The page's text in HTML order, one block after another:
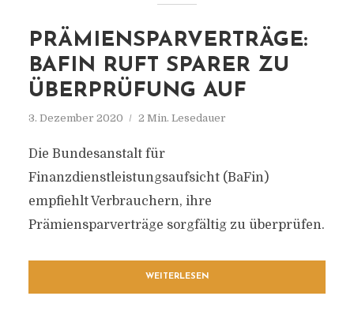
PRÄMIENSPARVERTRÄGE:
BAFIN RUFT SPARER ZU
ÜBERPRÜFUNG AUF
3. Dezember 2020 2 Min. Lesedauer
Die Bundesanstalt für
Finanzdienstleistungsaufsicht (BaFin)
empfiehlt Verbrauchern, ihre
Prämiensparverträge sorgfältig zu überprüfen.
WEITERLESEN